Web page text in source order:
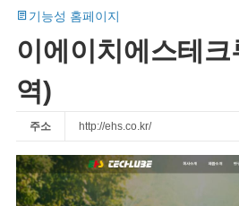
기능성 홈페이지
이에이치에스테
역)
주소 http://ehs.co.kr/